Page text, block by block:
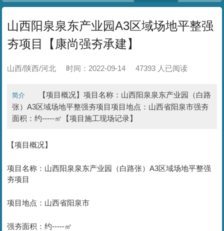
山西阳泉泉东产业园A3区域场地平整强
夯项目【康尚强夯承建】
山西/陕西/河北 时间：2022-09-14 47393 人已阅读
简介
【项目概况】项目名称：山西阳泉泉东产业园（白路
张）A3区域场地平整强夯项目项目地点：山西省阳泉市强夯
面积：约-----㎡【项目施工现场记录】
【项目概况】
项目名称：山西阳泉泉东产业园（白路张）A3区域场地平整强
夯项目
项目地点：山西省阳泉市
强夯面积：约-----㎡